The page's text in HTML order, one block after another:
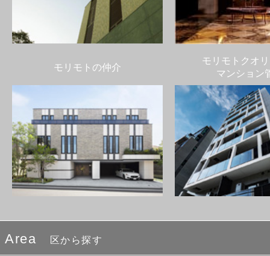
モリモトの仲介
モリモトクオ
マンション
Area 区から探す